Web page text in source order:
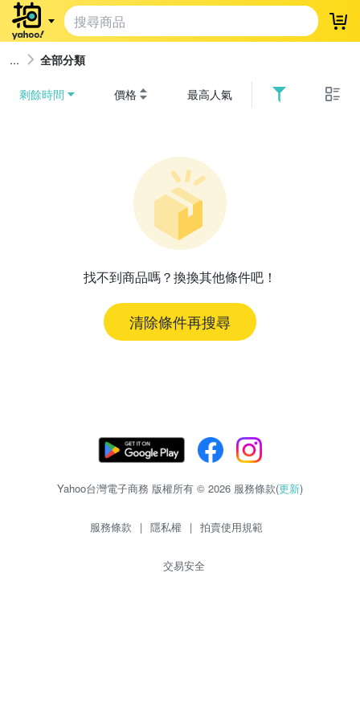
登
全部分類
剩餘時間 價格 最高人氣
找不到商品嗎？換換其他條件吧！
清除條件再搜尋
Yahoo台灣電子商務 版權所有 © 2026 服務條款(更新)
服務條款 | 隱私權 | 拍賣使用規範
交易安全